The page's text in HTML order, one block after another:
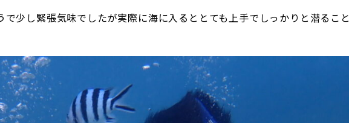
少し緊張気味でしたが実際に海に入るととても上手でしっかりと潜ること